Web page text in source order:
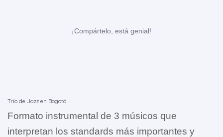
¡Compártelo, está genial!
Trío de Jazz en Bogotá
Formato instrumental de 3 músicos que
interpretan los standards más importantes y